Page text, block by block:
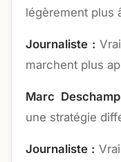
légèrement plus
Journaliste :
marchent plus
Marc
une stratégie
Journaliste :